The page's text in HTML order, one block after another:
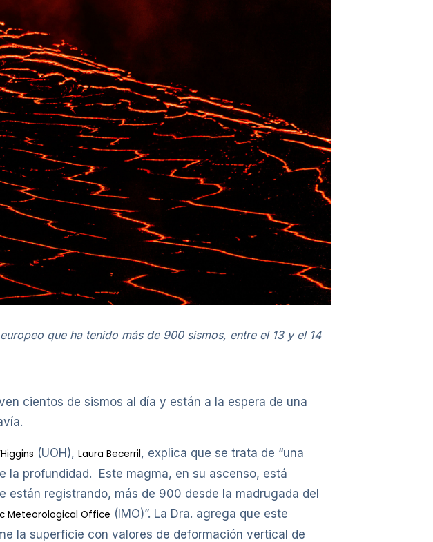
que ha tenido más de 900 sismos, entre el 13 y el 14
cientos de sismos al día y están a la espera de una
(UOH), Laura Becerril, explica que se trata de “una
la profundidad. Este magma, en su ascenso, está
están registrando, más de 900 desde la madrugada del
Meteorological Office (IMO)”. La Dra. agrega que este
la superficie con valores de deformación vertical de